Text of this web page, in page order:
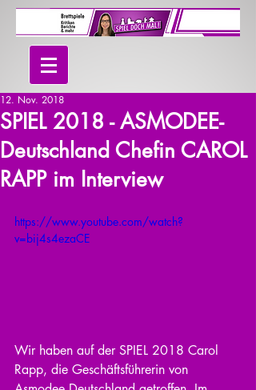
SPIEL 2018 - ASMODEE-
Deutschland Chefin CAROL
RAPP im Interview
12. Nov. 2018
https://www.youtube.com/watch?
v=bij4s4ezaCE
Wir haben auf der SPIEL 2018 Carol
Rapp, die Geschäftsführerin von